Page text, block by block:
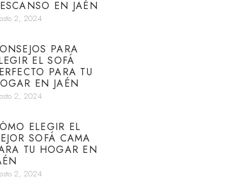
EN JAÉN
2, 2024
PARA
EL SOFÁ
PARA TU
EN JAÉN
2, 2024
ELEGIR EL
SOFÁ CAMA
TU HOGAR EN
2, 2024